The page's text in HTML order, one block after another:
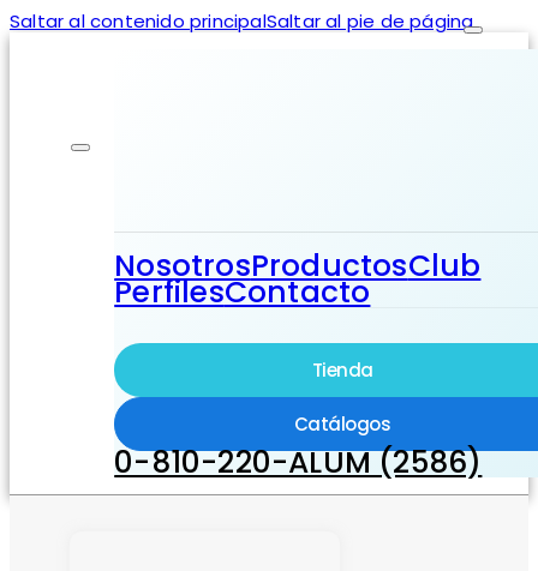
Saltar al contenido principalSaltar al pie de página
NosotrosProductosClub
PerfilesContacto
Tienda
Catálogos
0-810-220-ALUM (2586)